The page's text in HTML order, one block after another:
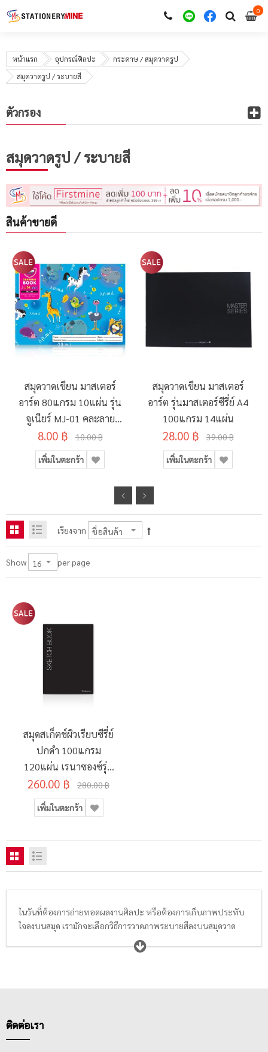
00
หน้าแรก อุปกรณ์ศิลปะ
กระดาษ / สมุดวาดรูป
สมุดวาดรูป / ระบายสี
สมุดวาดรูป / ระบายสี
สินค้าขายดี
สมุดวาดเขียน มาสเตอร์
อาร์ต 80แกรม 10แผ่น รุ่น
จูเนียร์ MJ-01 คละลาย
190x260มม.
8.00 ฿ 10.00 ฿
เพิ่มในตะกร้า
สมุดวาดเขียน มาสเตอร์
อาร์ต รุ่นมาสเตอร์ซีรี่ย์ A4
100แกรม 14แผ่น
28.00 ฿ 39.00 ฿
เพิ่มในตะกร้า
เรียงจาก
Show per page
สมุดสเก็ตช์ผิวเรียบซีรี่ย์
ปกดำ 100แกรม
120แผ่น เรนาซองซ์รุ่น
N-102 A4
260.00 ฿ 280.00 ฿
เพิ่มในตะกร้า
ในวันที่ต้องการถ่ายทอดผลงานศิลปะ หรือต้องการเก็บภาพประทับ
ใจลงบนสมุด เรามักจะเลือกวิธีการวาดภาพระบายสีลงบนสมุดวาด
ภาพ สมุดระบายสี สมุดฝึกหัดวาดภาพระบายสี สมุดสเก็ตช์ สมุดฉีด
วาดภาพ หรือสมุดไดอารี่ประจำตัว ที่ปัจจุบันมีให้เลือกซื้อหลาก
ในการรองรับน้ำไม่เท่ากัน เช่น กระดาษที่เหมาะกับระบายสีน้ำ,
ตัวกรอง
ติดต่อเรา